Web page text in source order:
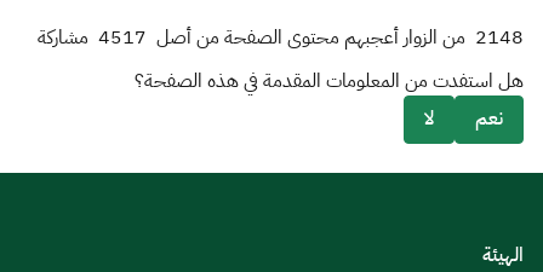
2148 من الزوار أعجبهم محتوى الصفحة من أصل 4517 مشاركة
هل استفدت من المعلومات المقدمة في هذه الصفحة؟
نعم
لا
الهيئة